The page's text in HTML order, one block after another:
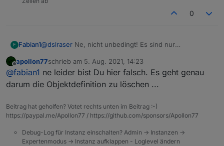
0
F Fabian1@dslraser Ne, nicht unbedingt! Es sind nur
wie die Smartnamen, die er sich aus der config zieht
werden neu geschrieben und gehen nicht verloren nur
weil die Datenpunkte weg sind!
Offline
apollon77schrieb am 5. Aug. 2021, 14:23
zuletzt editiert von
@fabian1 ne leider bist Du hier falsch. Es geht genau
darum die Objektdefinition zu löschen ...
Beitrag hat geholfen? Votet rechts unten im Beitrag :-)
https://paypal.me/Apollon77 / https://github.com/sponsors/Apollon77
Debug-Log für Instanz einschalten? Admin -> Instanzen ->
Expertenmodus -> Instanz aufklappen - Loglevel ändern